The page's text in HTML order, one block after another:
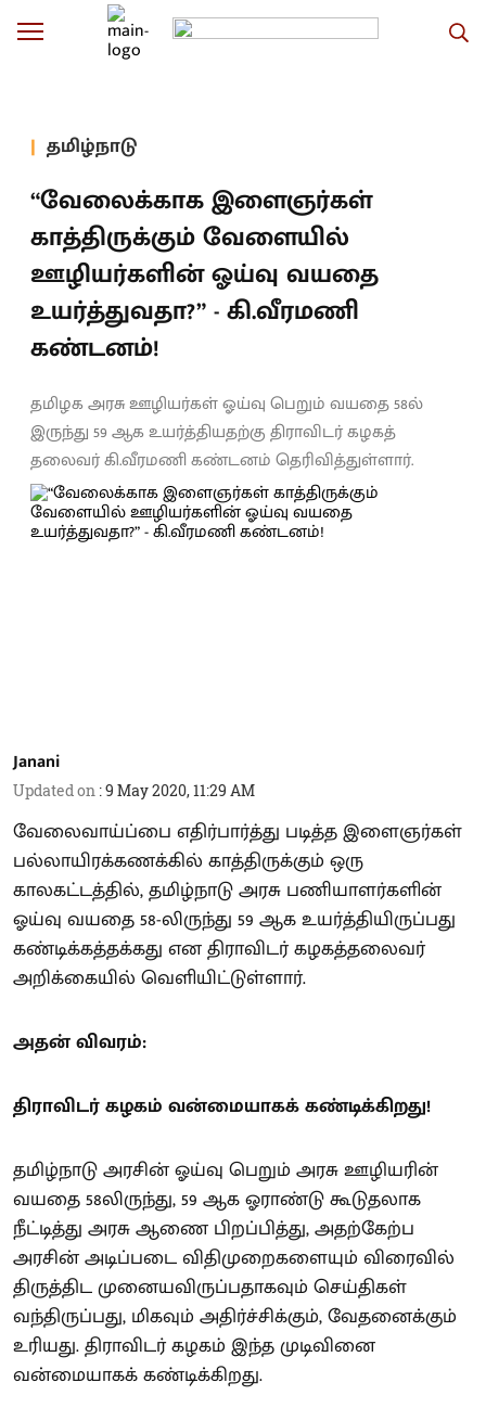
தமிழ்நாடு
“வேலைக்காக இளைஞர்கள்
காத்திருக்கும் வேளையில்
ஊழியர்களின் ஓய்வு வயதை
உயர்த்துவதா?” - கி.வீரமணி
கண்டனம்!
தமிழக அரசு ஊழியர்கள் ஓய்வு பெறும் வயதை 58ல்
இருந்து 59 ஆக உயர்த்தியதற்கு திராவிடர் கழகத்
தலைவர் கி.வீரமணி கண்டனம் தெரிவித்துள்ளார்.
Janani
Updated on :9 May 2020, 11:29 AM
வேலைவாய்ப்பை எதிர்பார்த்து படித்த இளைஞர்கள்
பல்லாயிரக்கணக்கில் காத்திருக்கும் ஒரு
காலகட்டத்தில், தமிழ்நாடு அரசு பணியாளர்களின்
ஓய்வு வயதை 58-லிருந்து 59 ஆக உயர்த்தியிருப்பது
கண்டிக்கத்தக்கது என திராவிடர் கழகத்தலைவர்
அறிக்கையில் வெளியிட்டுள்ளார்.
அதன் விவரம்:
திராவிடர் கழகம் வன்மையாகக் கண்டிக்கிறது!
தமிழ்நாடு அரசின் ஓய்வு பெறும் அரசு ஊழியரின்
வயதை 58லிருந்து, 59 ஆக ஓராண்டு கூடுதலாக
நீட்டித்து அரசு ஆணை பிறப்பித்து, அதற்கேற்ப
அரசின் அடிப்படை விதிமுறைகளையும் விரைவில்
திருத்திட முனையவிருப்பதாகவும் செய்திகள்
வந்திருப்பது, மிகவும் அதிர்ச்சிக்கும், வேதனைக்கும்
உரியது. திராவிடர் கழகம் இந்த முடிவினை
வன்மையாகக் கண்டிக்கிறது.